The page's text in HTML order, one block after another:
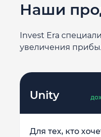
Наши
Invest Era
увеличения
Unity
Для тех, кто